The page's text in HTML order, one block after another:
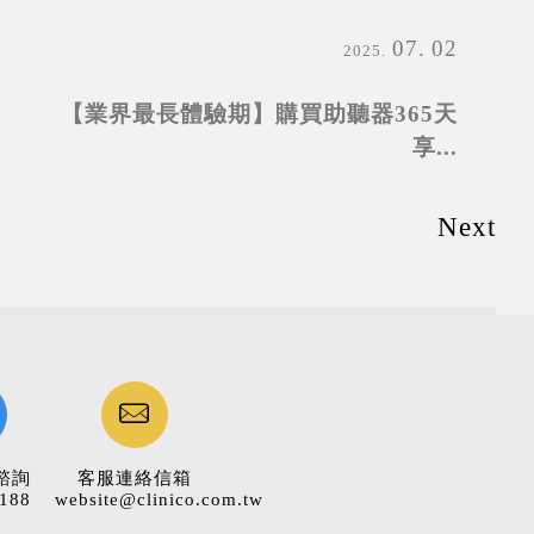
2025 07 02
【業界最長體驗期】購買助聽器365天
享...
Next
詢
客服連絡信箱
website@clinico.com.tw